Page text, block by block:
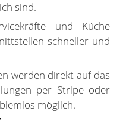
sind.
und Küche
schneller und
werden direkt auf das
per Stripe oder
möglich.